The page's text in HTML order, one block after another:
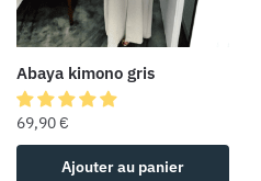
Abaya kimono gris
69,90€
Ajouter au panier